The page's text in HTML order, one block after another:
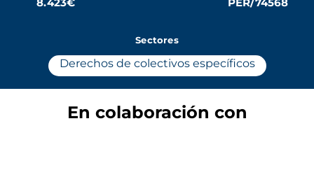
Sectores
Derechos de colectivos específicos
En colaboración con